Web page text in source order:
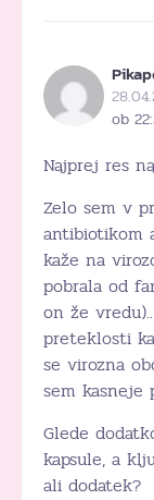
ob
Najprej res
Zelo sem v
antibiotikom
kaže na
pobrala od
on že
preteklosti
se virozna
sem kasneje
Glede
kapsule, a
ali dodatek?